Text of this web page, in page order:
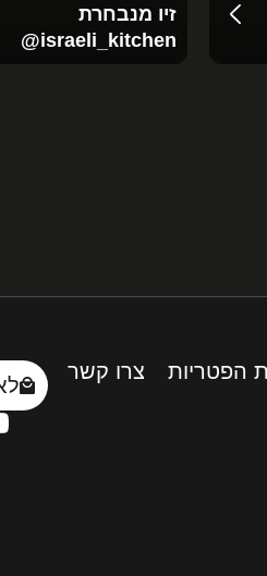
זיו מנבחרת
‪@israeli_kitchen‬
הפטריות צרו קשר